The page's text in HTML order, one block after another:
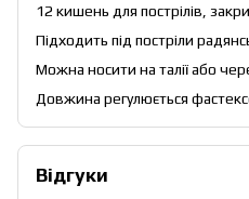
12 кишень для пострілів,
Підходить під постріли
Можна носити на талії або
Довжина регулюється
Відгуки